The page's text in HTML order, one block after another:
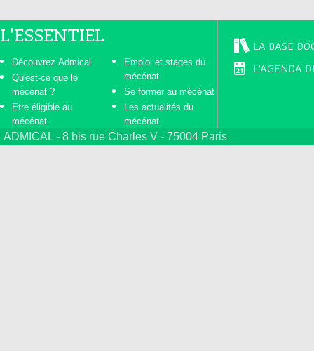
L'ESSENTIEL
Découvrez Admical
Qu'est-ce que le
mécénat ?
Etre éligible au
mécénat
Emploi et stages du
mécénat
Se former au mécénat
Les actualités du
mécénat
LA BASE
L'AGENDA
ADMICAL - 8 bis rue Charles V - 75004 Paris